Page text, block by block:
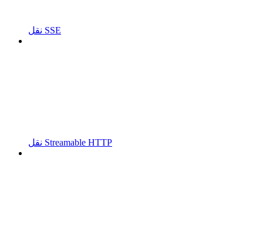
نقل SSE
نقل Streamable HTTP